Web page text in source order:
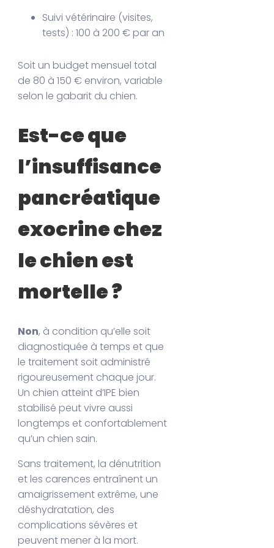
Suivi vétérinaire (visites,
tests) : 100 à 200 € par an
Soit un budget mensuel total
de 80 à 150 € environ, variable
selon le gabarit du chien.
Est-ce que
l’insuffisance
pancréatique
exocrine chez
le chien est
mortelle ?
Non, à condition qu’elle soit
diagnostiquée à temps et que
le traitement soit administré
rigoureusement chaque jour.
Un chien atteint d’IPE bien
stabilisé peut vivre aussi
longtemps et confortablement
qu’un chien sain.
Sans traitement, la dénutrition
et les carences entraînent un
amaigrissement extrême, une
déshydratation, des
complications sévères et
peuvent mener à la mort.